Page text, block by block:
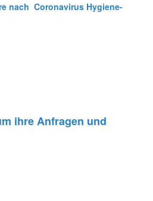
nach Coronavirus Hygiene-
möglich.
ihre Anfragen und